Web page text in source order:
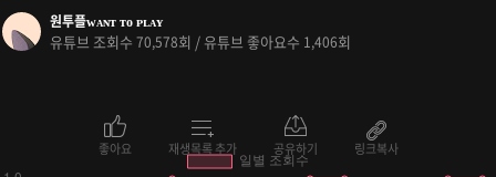
원투플ᴡᴀɴᴛ ᴛᴏ ᴘʟᴀʏ
유튜브 조회수 70,578회 / 유튜브 좋아요수 1,406회
좋아요 재생목록 추가 공유하기 링크복사